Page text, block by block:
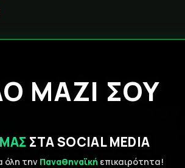
ΜΑΖΙ ΣΟΥ
ΣΤΑ SOCIAL MEDIA
όλη την Παναθηναϊκή επικαιρότητα!